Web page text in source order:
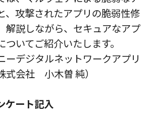
、攻撃されたアプリの脆弱性修
解説しながら、セキュアなアプ
ついてご紹介いたします。
ーデジタルネットワークアプリ
式会社 小木曽 純）
ケート記入